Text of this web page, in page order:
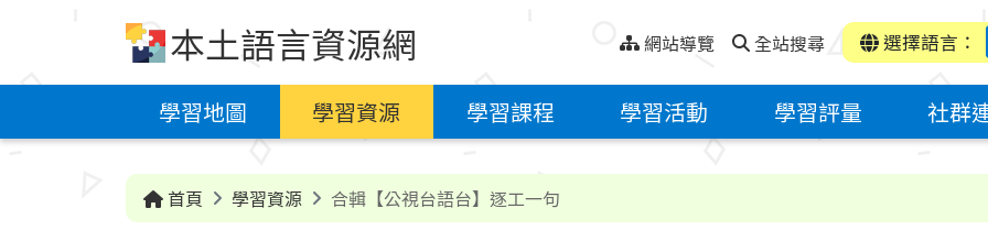
本土語言資源網 網站導覽 全站搜尋 選擇語言：
學習地圖 學習資源 學習課程 學習活動 學習評量 社群
首頁 學習資源 合輯【公視台語台】逐工一句